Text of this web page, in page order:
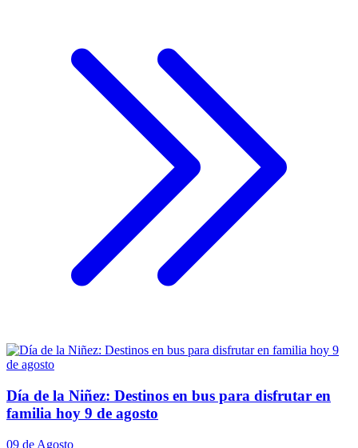
Día de la Niñez: Destinos en bus para disfrutar en
familia hoy 9 de agosto
09 de Agosto